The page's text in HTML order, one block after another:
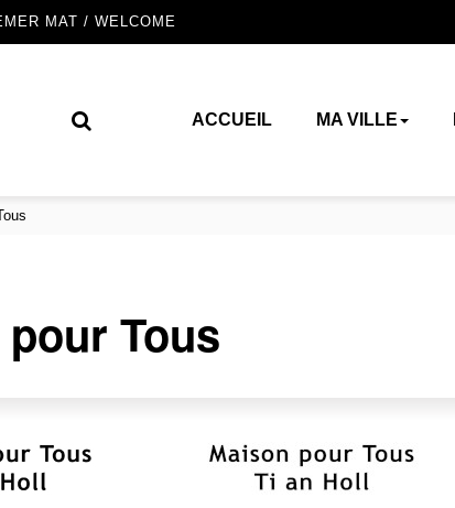
MAT / WELCOME
ACCUEIL MA VILLE
Tous